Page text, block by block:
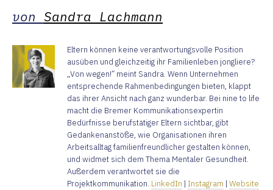
von Sandra Lachmann
Eltern können keine verantwortungsvolle Position
ausüben und gleichzeitig ihr Familienleben jongliere?
„Von wegen!” meint Sandra. Wenn Unternehmen
entsprechende Rahmenbedingungen bieten, klappt
das ihrer Ansicht nach ganz wunderbar. Bei nine to life
macht die Bremer Kommunikationsexpertin
Bedürfnisse berufstätiger Eltern sichtbar, gibt
Gedankenanstöße, wie Organisationen ihren
Arbeitsalltag familienfreundlicher gestalten können,
und widmet sich dem Thema Mentaler Gesundheit.
Außerdem verantwortet sie die
Projektkommunikation. LinkedIn | Instagram | Website